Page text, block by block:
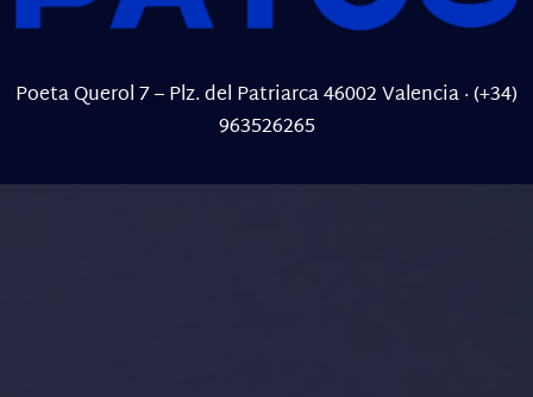
Poeta Querol 7 – Plz. del Patriarca 46002 Valencia· (+34)
963526265